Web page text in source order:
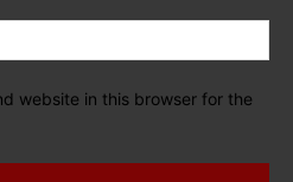
website in this browser for the